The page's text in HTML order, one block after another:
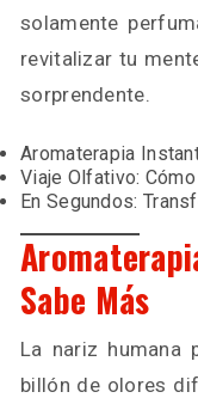
solamente
revitalizar tu
sorprendente.
Aromaterapia
Viaje Olfativo:
En Segundos:
Sabe Más
La nariz humana
billón de olores